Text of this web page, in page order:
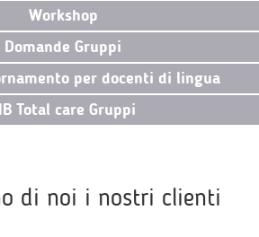
Workshop
Domande Gruppi
per docenti di lingua
Total care Gruppi
di noi i nostri clienti